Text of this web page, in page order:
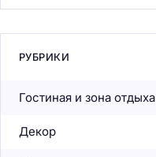
РУБРИКИ
Гостиная и зона отдыха
Декор